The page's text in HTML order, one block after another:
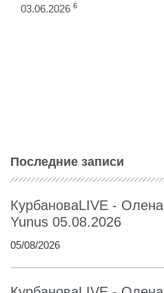
03.06.2026 6
Последние записи
КурбановаLIVE -
Yunus 05.08.2026
05/08/2026